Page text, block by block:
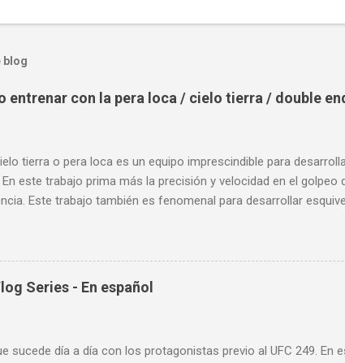
blog
entrenar con la pera loca / cielo tierra / double
tierra o pera loca es un equipo imprescindible para
este trabajo prima más la precisión y velocidad en el golpeo
Este trabajo también es fenomenal para desarrollar
velocidad de tus desplazamientos o tu juego de pies. A
puedes aprender a golpear la pera cielo tierra o pera loca.
tipos de entrenamiento con la pera loca:
Series - En español
sucede día a día con los protagonistas previo al UFC 249. En